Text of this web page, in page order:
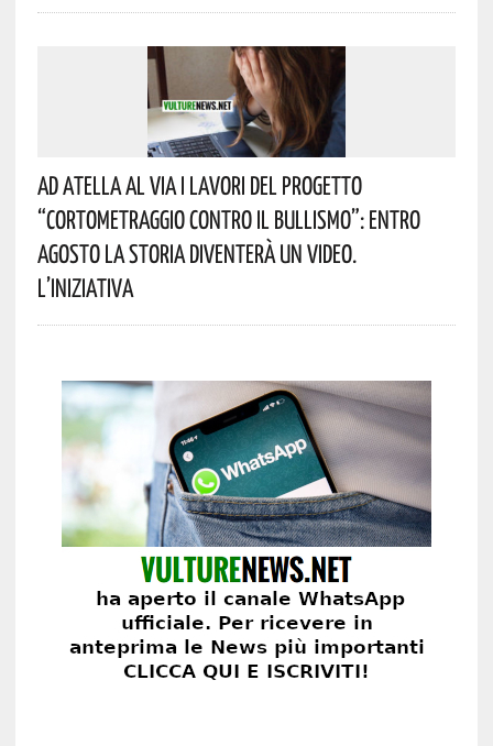
Ad Atella Al Via I Lavori Del Progetto
“Cortometraggio Contro Il Bullismo”: Entro
Agosto La Storia Diventerà Un Video.
L’iniziativa